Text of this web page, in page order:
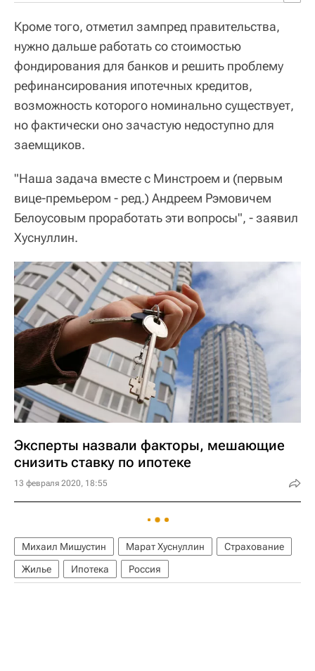
Кроме того, отметил зампред правительства,
нужно дальше работать со стоимостью
фондирования для банков и решить проблему
рефинансирования ипотечных кредитов,
возможность которого номинально существует,
но фактически оно зачастую недоступно для
заемщиков.
"Наша задача вместе с Минстроем и (первым
вице-премьером - ред.) Андреем Рэмовичем
Белоусовым проработать эти вопросы", - заявил
Хуснуллин.
Эксперты назвали факторы, мешающие
снизить ставку по ипотеке
13 февраля 2020, 18:55
Михаил Мишустин Марат Хуснуллин
Страхование
Жилье
Ипотека Россия